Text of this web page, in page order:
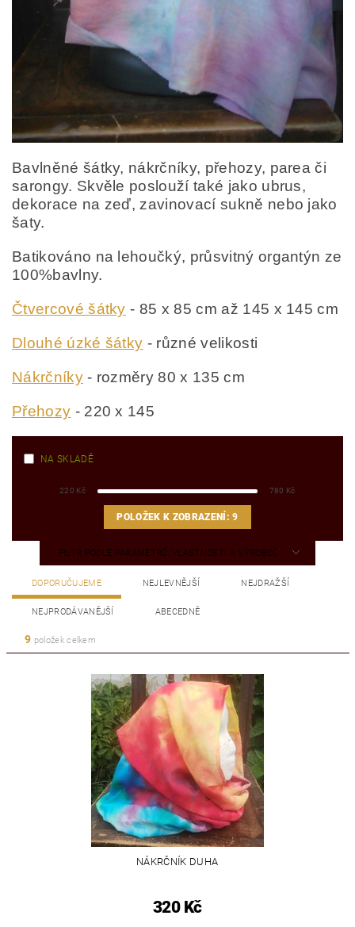
Bavlněné šátky, nákrčníky, přehozy, parea či
sarongy. Skvěle poslouží také jako ubrus,
dekorace na zeď, zavinovací sukně nebo jako
šaty.
Batikováno na lehoučký, průsvitný organtýn ze
100%bavlny.
Čtvercové šátky - 85 x 85 cm až 145 x 145 cm
Dlouhé úzké šátky - různé velikosti
Nákrčníky- rozměry 80 x 135 cm
Přehozy - 220 x 145
NA SKLADĚ
220 Kč 780 Kč
POLOŽEK K ZOBRAZENÍ:9
FILTR PODLE PARAMETRŮ, VLASTNOSTÍ A VÝROBCŮ
DOPORUČUJEME NEJLEVNĚJŠÍ NEJDRAŽŠÍ
NEJPRODÁVANĚJŠÍ ABECEDNĚ
9 položek celkem
NÁKRČNÍK DUHA
320 Kč